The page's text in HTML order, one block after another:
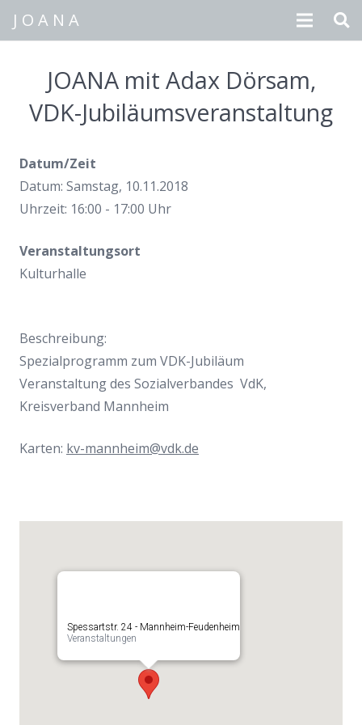
J O A N A
Videos
Termine
Biografie
JOANA mit Adax Dörsam,
VDK-Jubiläumsveranstaltung
Datum/Zeit
Datum: Samstag, 10.11.2018
Uhrzeit: 16:00 - 17:00 Uhr
Veranstaltungsort
Kulturhalle
Beschreibung:
Spezialprogramm zum VDK-Jubiläum
Veranstaltung des Sozialverbandes VdK,
Kreisverband Mannheim
Karten: kv-mannheim@vdk.de
Spessartstr. 24 - Mannheim-Feudenheim
Veranstaltungen